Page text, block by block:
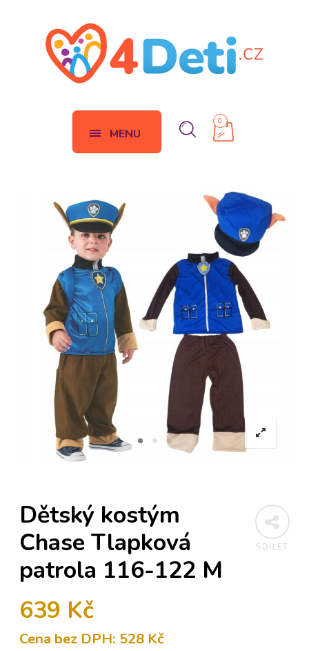
MENU
0
SDÍLET
Dětský kostým
Chase Tlapková
patrola 116-122 M
639 Kč
Cena bez DPH: 528 Kč